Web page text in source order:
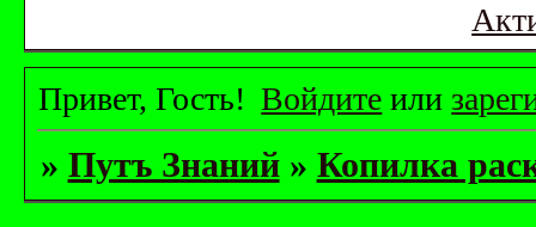
Привет, Гость! Войдите или
» Путъ Знаний » Копилка